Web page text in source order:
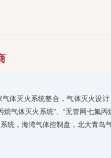
体灭火系统整合，气体灭火设
气体灭火系统”、“无管网七氟
统，海湾气体控制盘，北大青鸟